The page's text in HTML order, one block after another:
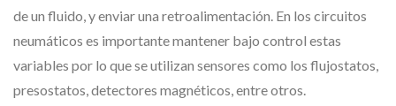
de un fluido, y enviar una retroalimentación. En los circuitos
neumáticos es importante mantener bajo control estas
variables por lo que se utilizan sensores como los flujostatos,
presostatos, detectores magnéticos, entre otros.